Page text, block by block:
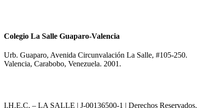
Colegio La Salle Guaparo-Valencia
Urb. Guaparo, Avenida Circunvalación La Salle, #105-250.
Valencia, Carabobo, Venezuela. 2001.
I.H.E.C. – LA SALLE | J-00136500-1 | Derechos Reservados.